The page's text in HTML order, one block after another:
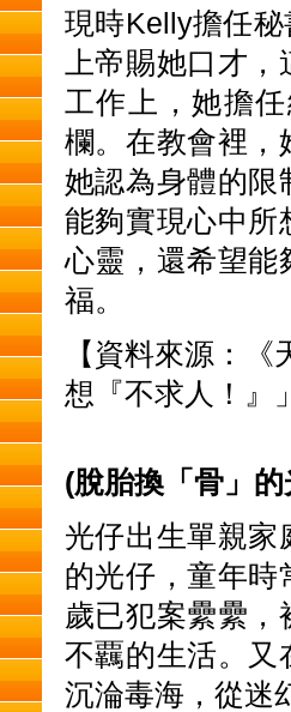
現時Kelly擔任
上帝賜她口才
工作上，她擔
欄。在教會裡，
她認為身體的限
能夠實現心中所
心靈，還希望能
福。
【資料來源：
想『不求人！』
(脫胎換「骨」的
光仔出生單親家
的光仔，童年時
歲已犯案纍纍
不覊的生活。又
沉淪毒海，從迷